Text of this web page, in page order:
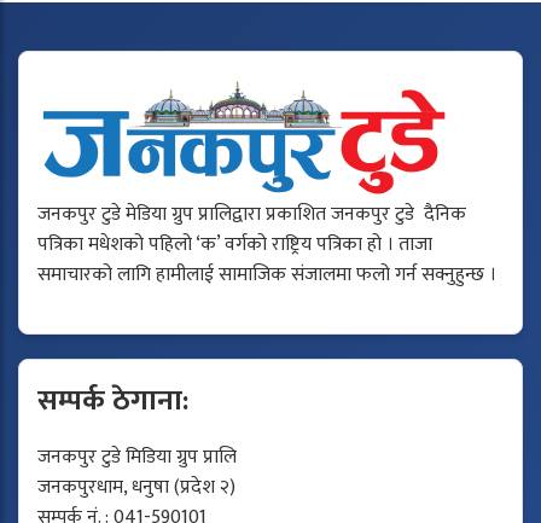
जनकपुर टुडे मेडिया ग्रुप प्रालिद्वारा प्रकाशित जनकपुर टुडे दैनिक
पत्रिका मधेशको पहिलो ‘क’ वर्गको राष्ट्रिय पत्रिका हो । ताजा
समाचारको लागि हामीलाई सामाजिक संजालमा फलो गर्न सक्नुहुन्छ ।
सम्पर्क ठेगाना:
जनकपुर टुडे मिडिया ग्रुप प्रालि
जनकपुरधाम, धनुषा (प्रदेश २)